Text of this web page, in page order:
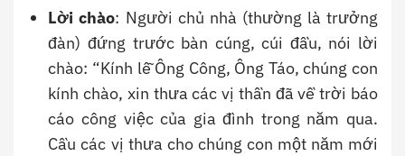
Lời chào: Người chủ nhà (thường là trưởng
đàn) đứng trước bàn cúng, cúi đầu, nói lời
chào: “Kính lễ Ông Công, Ông Táo, chúng con
kính chào, xin thưa các vị thần đã về trời báo
cáo công việc của gia đình trong năm qua.
Cầu các vị thưa cho chúng con một năm mới